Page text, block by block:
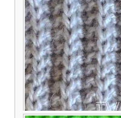
протяжкой